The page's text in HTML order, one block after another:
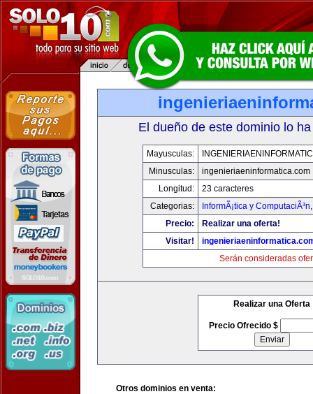
El dueño de este dominio lo
Mayusculas:
Minusculas:
ingenieriaeninformatica.com
Longitud:
23 caracteres
Categorias:
InformÃ¡tica y ComputaciÃ³n
Precio:
Realizar una oferta!
Visitar!
Serán consideradas
Realizar una Oferta
Precio Ofrecido $
Otros dominios en venta: